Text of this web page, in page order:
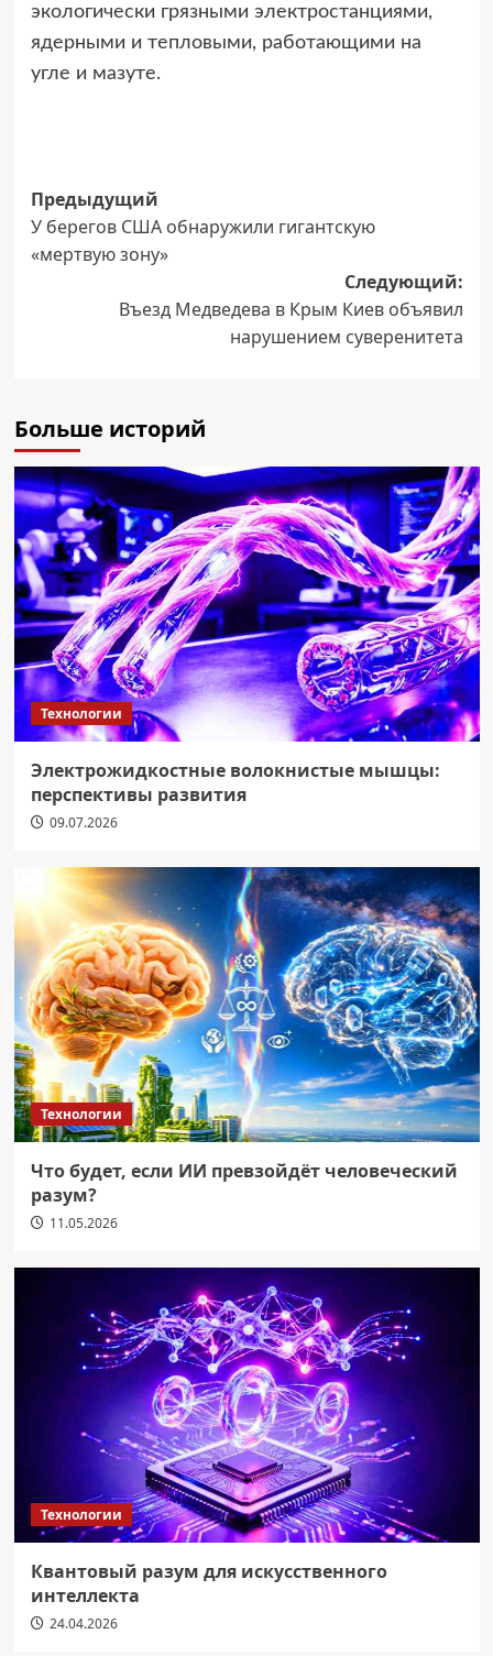
экологически грязными электростанциями,
ядерными и тепловыми, работающими на
угле и мазуте.
Навигация
записи
Предыдущий
У берегов США обнаружили гигантскую
«мертвую зону»
Следующий:
Въезд Медведева в Крым Киев объявил
нарушением суверенитета
Больше историй
Технологии
Электрожидкостные волокнистые мышцы:
перспективы развития
09.07.2026
Технологии
Что будет, если ИИ превзойдёт человеческий
разум?
11.05.2026
Технологии
Квантовый разум для искусственного
интеллекта
24.04.2026